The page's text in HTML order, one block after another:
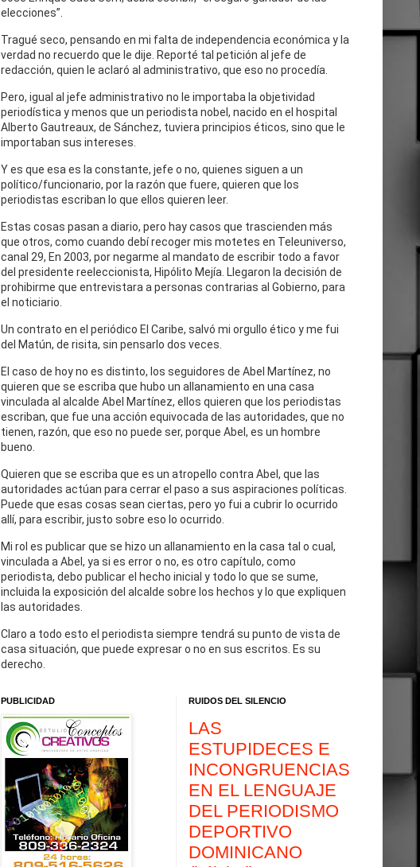
elecciones”.
Tragué seco, pensando en mi falta de independencia económica y la
verdad no recuerdo que le dije. Reporté tal petición al jefe de
redacción, quien le aclaró al administrativo, que eso no procedía.
Pero, igual al jefe administrativo no le importaba la objetividad
periodística y menos que un periodista nobel, nacido en el hospital
Alberto Gautreaux, de Sánchez, tuviera principios éticos, sino que le
importaban sus intereses.
Y es que esa es la constante, jefe o no, quienes siguen a un
político/funcionario, por la razón que fuere, quieren que los
periodistas escriban lo que ellos quieren leer.
Estas cosas pasan a diario, pero hay casos que trascienden más
que otros, como cuando debí recoger mis motetes en Teleuniverso,
canal 29, En 2003, por negarme al mandato de escribir todo a favor
del presidente reeleccionista, Hipólito Mejía. Llegaron la decisión de
prohibirme que entrevistara a personas contrarias al Gobierno, para
el noticiario.
Un contrato en el periódico El Caribe, salvó mi orgullo ético y me fui
del Matún, de risita, sin pensarlo dos veces.
El caso de hoy no es distinto, los seguidores de Abel Martínez, no
quieren que se escriba que hubo un allanamiento en una casa
vinculada al alcalde Abel Martínez, ellos quieren que los periodistas
escriban, que fue una acción equivocada de las autoridades, que no
tienen, razón, que eso no puede ser, porque Abel, es un hombre
bueno.
Quieren que se escriba que es un atropello contra Abel, que las
autoridades actúan para cerrar el paso a sus aspiraciones políticas.
Puede que esas cosas sean ciertas, pero yo fui a cubrir lo ocurrido
allí, para escribir, justo sobre eso lo ocurrido.
Mi rol es publicar que se hizo un allanamiento en la casa tal o cual,
vinculada a Abel, ya si es error o no, es otro capítulo, como
periodista, debo publicar el hecho inicial y todo lo que se sume,
incluida la exposición del alcalde sobre los hechos y lo que expliquen
las autoridades.
Claro a todo esto el periodista siempre tendrá su punto de vista de
casa situación, que puede expresar o no en sus escritos. Es su
derecho.
PUBLICIDAD RUIDOS DEL SILENCIO
LAS
ESTUPIDECES E
INCONGRUENCIAS
EN EL LENGUAJE
DEL PERIODISMO
DEPORTIVO
DOMINICANO